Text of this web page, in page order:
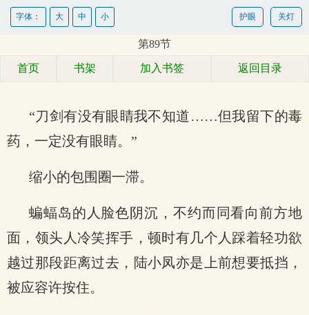
关灯
护眼
字体： 大 中 小
第89节
首页 书架 加入书签 返回目录
“刀剑有没有眼睛我不知道……但我留下的毒
药，一定没有眼睛。”
缩小的包围圈一滞。
蝙蝠岛的人脸色阴沉，不约而同看向前方地
面，领头人冷笑挥手，顿时有几个人踩着轻功欲
越过那段距离过去，陆小凤亦是上前想要抵挡，
被应容许按住。